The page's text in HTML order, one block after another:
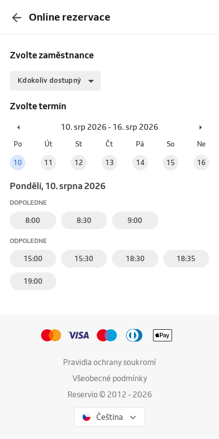
Online rezervace
Zvolte zaměstnance
Kdokoliv dostupný
Zvolte termín
10. srp 2026 - 16. srp 2026
Po Út St Čt Pá So Ne
10 11 12 13 14 15 16
pondělí, 10. srpna 2026
DOPOLEDNE
8:00 8:30 9:00
ODPOLEDNE
15:00 15:30 18:30 18:35
19:00
Pravidla ochrany soukromí
Všeobecné podmínky
Reservio © 2012 - 2026
Čeština